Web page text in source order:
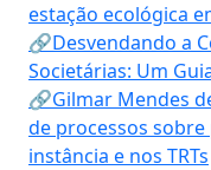
estação ecológica
🔗Desvendando a
Societárias: Um
🔗Gilmar Mendes
de processos
instância e nos TRTs